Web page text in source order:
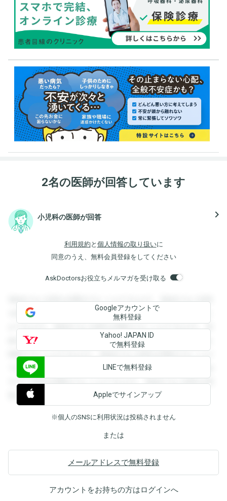
2名の医師が回答しています
小児科の医師が回答 navigate_next
利用規約 と 個人情報の取り扱いに
同意のうえ、無料会員登録をしてください
AskDoctorsお役立ちメルマガを受け取る
登録すると回答を閲覧することができます。登録すると回答
を閲覧することができます。登録すると回答を閲覧すること
ができます。登録すると回答を閲覧することができます。登
録すると回答を閲覧することができます。登録すると回答を
閲覧することができます。登録すると回答を閲覧することが
できます。登録すると回答を閲覧することができます。登録
すると回答を閲覧することができます。登録すると回答を閲
覧することができます。
Googleアカウントで
無料登録
Yahoo! JAPAN ID
で無料登録
LINEで無料登録
Appleでサインアップ
※個人のSNSに利用状況は投稿されません
または
メールアドレスで無料登録
アカウントをお持ちの方はログインへ